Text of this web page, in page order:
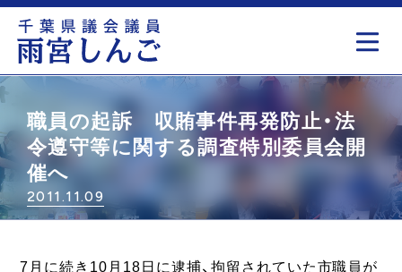
職員の起訴 収賄事件再発防止・法
令遵守等に関する調査特別委員会開
催へ
2011.11.09
7月に続き10月18日に逮捕、拘留されていた市職員が